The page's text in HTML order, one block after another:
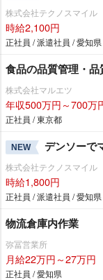
株式会社テクノスマイル
時給2,100円
正社員 / 派遣社員 / 愛知県
食品の品質管理・
株式会社マルエツ
年収500万円～700万
正社員 / 東京都
NEW デンソーで
株式会社テクノスマイル
時給1,800円
正社員 / 派遣社員 / 愛知県
物流倉庫内作業
弥冨営業所
月給22万円～27万円
正社員 / 愛知県